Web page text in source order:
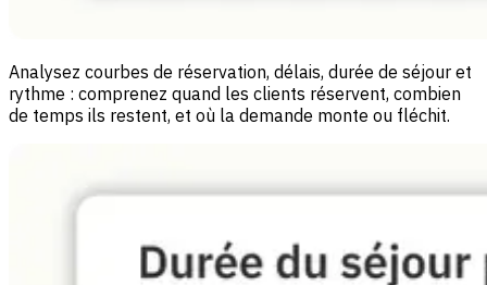
Analysez courbes de réservation, délais, durée de séjour et
rythme : comprenez quand les clients réservent, combien
de temps ils restent, et où la demande monte ou fléchit.